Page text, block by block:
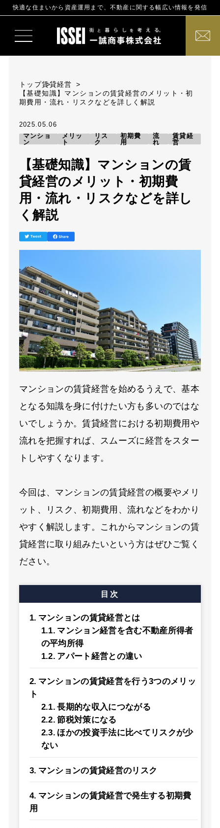
快適な住まいから資産運用まで、不動産に関する幅広い情報を発信
トップ賃貸経営
【基礎知識】マンションの賃貸経営のメリット・初
期費用・流れ・リスクなどを詳しく解説
2025.05.06
マンショ
ン
メリッ
ト
リス
ク
初期費
用
流
れ
賃貸経
営
【基礎知識】マンションの賃
貸経営のメリット・初期費
用・流れ・リスクなどを詳し
く解説
マンションの賃貸経営を始めるうえで、基本
となる知識を身に付けたい方も多いのではな
いでしょうか。賃貸経営における初期費用や
流れを把握すれば、スムーズに経営をスター
トしやすくなります。
今回は、マンションの賃貸経営の概要やメリ
ット、リスク、初期費用、流れなどをわかり
やすく解説します。これからマンションの賃
貸経営に取り組みたいという方はぜひご覧く
ださい。
目次
マンションの賃貸経営とは
マンション経営を含む不動産所得者
の平均所得
アパート経営との違い
マンションの賃貸経営を行う3つのメリッ
ト
長期的な収入につながる
節税対策になる
ほかの投資手法に比べてリスクが少
ない
マンションの賃貸経営のリスク
マンションの賃貸経営で発生する初期費
用